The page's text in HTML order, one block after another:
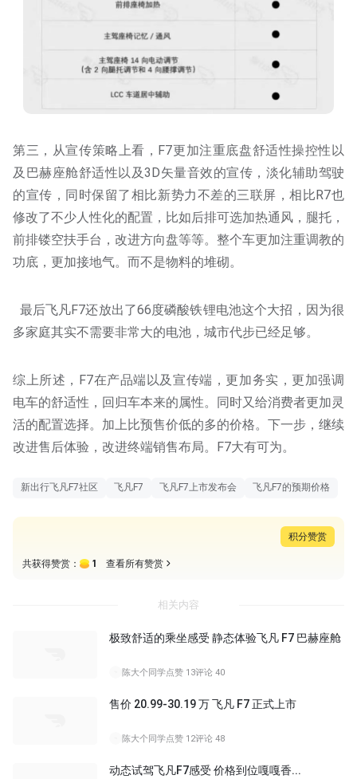
第三，从宣传策略上看，F7更加注重底盘舒适性操控性以
及巴赫座舱舒适性以及3D矢量音效的宣传，淡化辅助驾驶
的宣传，同时保留了相比新势力不差的三联屏，相比R7也
修改了不少人性化的配置，比如后排可选加热通风，腿托，
前排镂空扶手台，改进方向盘等等。整个车更加注重调教的
功底，更加接地气。而不是物料的堆砌。
最后飞凡F7还放出了66度磷酸铁锂电池这个大招，因为很
多家庭其实不需要非常大的电池，城市代步已经足够。
综上所述，F7在产品端以及宣传端，更加务实，更加强调
电车的舒适性，回归车本来的属性。同时又给消费者更加灵
活的配置选择。加上比预售价低的多的价格。下一步，继续
改进售后体验，改进终端销售布局。F7大有可为。
新出行飞凡F7社区 飞凡F7 飞凡F7上市发布会 飞凡F7的预期价格
积分赞赏
共获得赞赏： 1 查看所有赞赏
相关内容
极致舒适的乘坐感受 静态体验飞凡 F7 巴赫座舱
陈大个同学点赞 13评论 40
售价 20.99-30.19 万 飞凡 F7 正式上市
陈大个同学点赞 12评论 48
动态试驾飞凡F7感受 价格到位嘎嘎香...